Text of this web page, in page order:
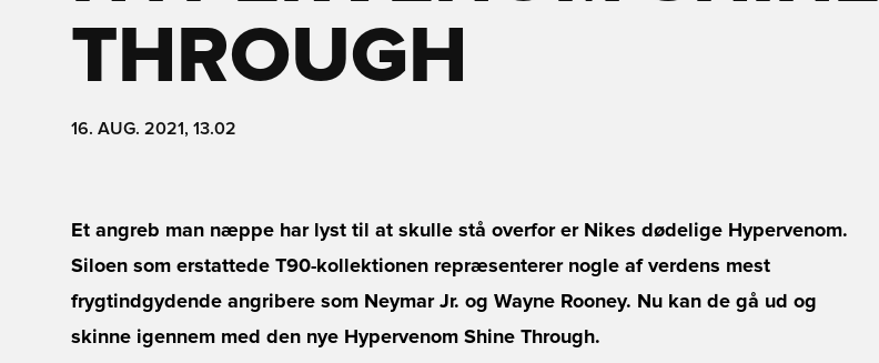
THROUGH
16. AUG. 2021, 13.02
Et angreb man næppe har lyst til at skulle stå overfor er Nikes dødelige Hypervenom.
Siloen som erstattede T90-kollektionen repræsenterer nogle af verdens mest
frygtindgydende angribere som Neymar Jr. og Wayne Rooney. Nu kan de gå ud og
skinne igennem med den nye Hypervenom Shine Through.